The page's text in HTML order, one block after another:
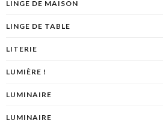
LINGE DE MAISON
LINGE DE TABLE
LITERIE
LUMIÈRE !
LUMINAIRE
LUMINAIRE